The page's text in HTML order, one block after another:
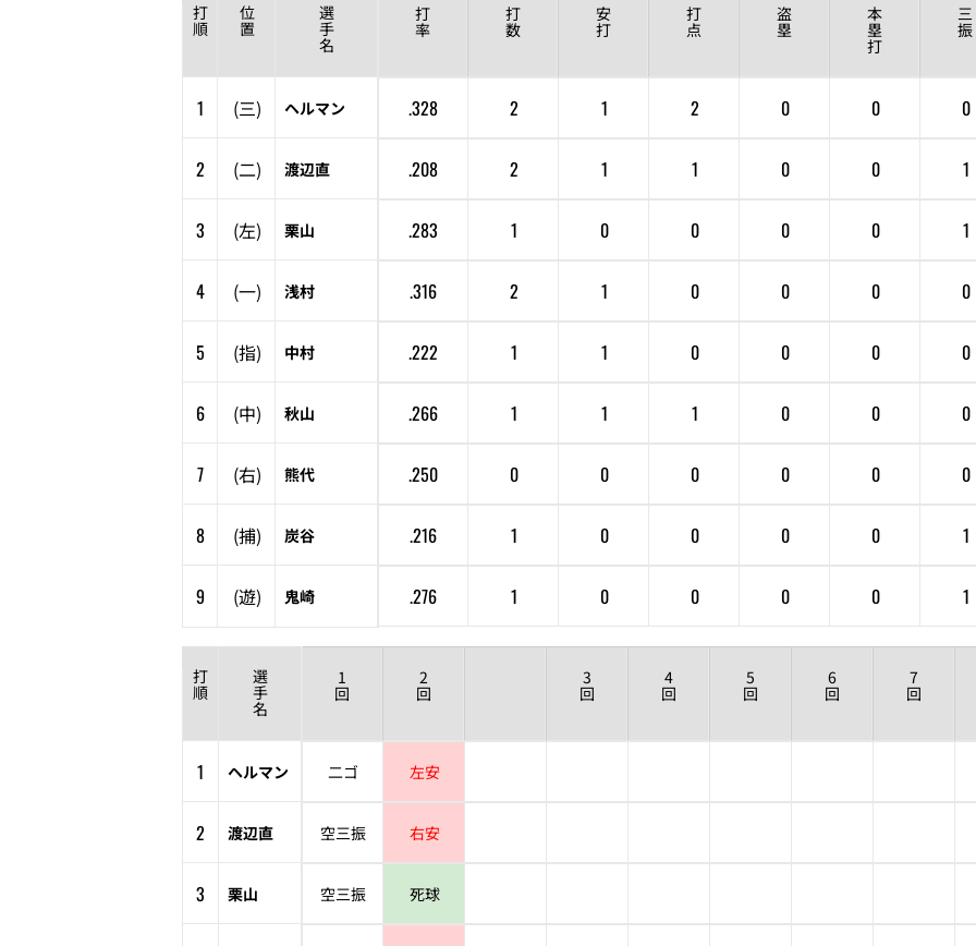
打
順
位
置
選
手
名
打
率
打
数
安
打
打
点
盗
塁
本
塁
打
三
振
1 (三) ヘルマン .328 2 1 2 0 0 0
2 (二) 渡辺直 .208 2 1 1 0 0 1
3 (左) 栗山 .283 1 0 0 0 0 1
4 (一) 浅村 .316 2 1 0 0 0 0
5 (指) 中村 .222 1 1 0 0 0 0
6 (中) 秋山 .266 1 1 1 0 0 0
7 (右) 熊代 .250 0 0 0 0 0 0
8 (捕) 炭谷 .216 1 0 0 0 0 1
9 (遊) 鬼崎 .276 1 0 0 0 0 1
打
順
選
手
名
1
回
2
回
3
回
4
回
5
回
6
回
7
回
1 ヘルマン 二ゴ 左安
2 渡辺直 空三振 右安
3 栗山 空三振 死球